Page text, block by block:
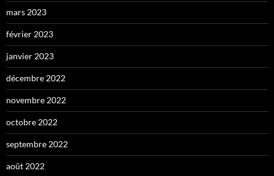
mars 2023
février 2023
janvier 2023
décembre 2022
novembre 2022
octobre 2022
septembre 2022
août 2022